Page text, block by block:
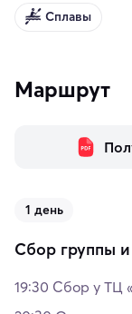
Сплавы
Маршрут
1 день
Сбор группы
19:30 Сбор у ТЦ